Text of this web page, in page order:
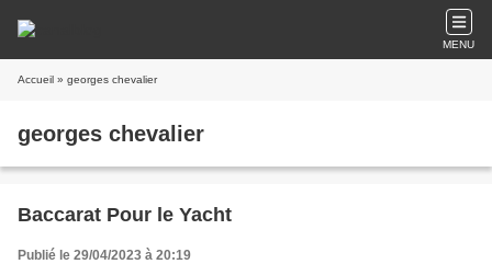
MENU
Accueil » georges chevalier
georges chevalier
Baccarat Pour le Yacht
Publié le 29/04/2023 à 20:19